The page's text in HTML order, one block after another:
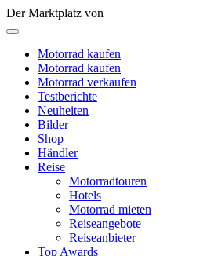
Der Marktplatz von
Motorrad kaufen
Motorrad kaufen
Motorrad verkaufen
Testberichte
Neuheiten
Bilder
Shop
Händler
Reise
Motorradtouren
Hotels
Motorrad mieten
Reiseangebote
Reiseanbieter
Top Awards